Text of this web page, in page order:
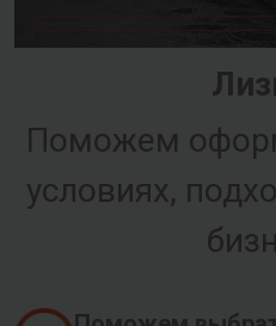
Поможем
условиях,